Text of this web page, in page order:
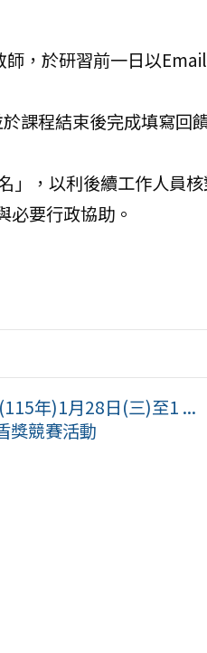
，於研習前一日以
課程結束後完成填寫回
，以利後續工作人員核
必要行政協助。
年)1月28日(三)至1 ...
獎競賽活動